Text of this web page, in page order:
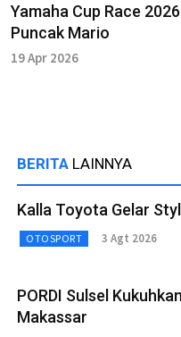
Yamaha Cup Race
Puncak Mario
19 Apr 2026
BERITA LAINNYA
Kalla Toyota Gelar
OTOSPORT 3 Agt 2026
PORDI Sulsel
Makassar